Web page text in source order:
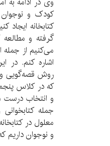
کودک و نوجوان
کتابخانه ایجاد
گرفته و مطالعه
می‌کنیم از جمله
اشاره کنم. در
روش قصه‌گویی و
که در کلاس‌
و انتخاب‌
جمله
معلول در
و نوجوان